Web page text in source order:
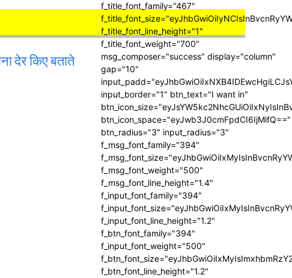
देर किए बताते
f_title_font_family="467"
f_title_font_line_height="1"
f_title_font_weight="700"
msg_composer="success" display="column"
gap="10"
input_border="1" btn_text="I want in"
btn_icon_space="eyJwb3J0cmFpdCI6IjMifQ=="
btn_radius="3" input_radius="3"
f_msg_font_family="394"
f_msg_font_weight="500"
f_msg_font_line_height="1.4"
f_input_font_family="394"
f_input_font_line_height="1.2"
f_btn_font_family="394"
f_input_font_weight="500"
f_btn_font_line_height="1.2"